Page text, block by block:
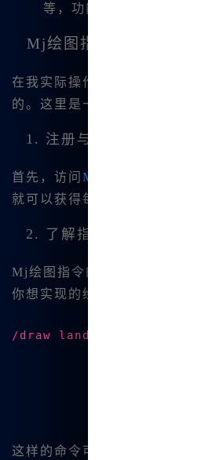
等，功能相当完备。
Mj绘图指令的基本使用
在我实际操作中，Mj绘图指令的
的。这里是一些步骤和指南，帮
1. 注册与登录
首先，访问 Midjourney中文版
就可以获得每天的积分，充实我
2. 了解指令格式
Mj绘图指令的格式相对简单。通
你想实现的绘图需求。例如，可
/draw landscape at sunset
这样的命令可以让我生成一幅日